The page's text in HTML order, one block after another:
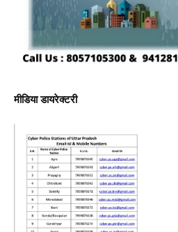
मीडिया डायरेक्टरी